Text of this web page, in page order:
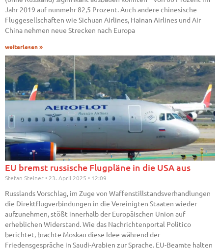
Jahr 2019 auf nunmehr 82,5 Prozent. Auch andere chinesische
Fluggesellschaften wie Sichuan Airlines, Hainan Airlines und Air
China nehmen neue Strecken nach Europa
weiterlesen »
EU bremst russische Flugpläne in die USA aus
Stefan Steiner 23. April 2025 12:09
Russlands Vorschlag, im Zuge von Waffenstillstandsverhandlungen
die Direktflugverbindungen in die Vereinigten Staaten wieder
aufzunehmen, stößt innerhalb der Europäischen Union auf
erheblichen Widerstand. Wie das Nachrichtenportal Politico
berichtet, brachte Moskau diese Idee während der
Friedensgespräche in Saudi-Arabien zur Sprache. EU-Beamte halten